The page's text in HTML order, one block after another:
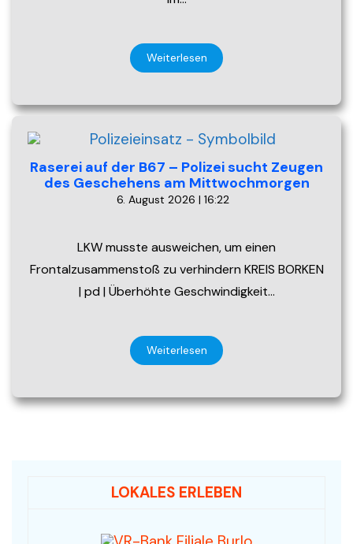
Weiterlesen
Raserei auf der B67 – Polizei sucht Zeugen
des Geschehens am Mittwochmorgen
6. August 2026 | 16:22
LKW musste ausweichen, um einen
Frontalzusammenstoß zu verhindern KREIS BORKEN
| pd | Überhöhte Geschwindigkeit…
Weiterlesen
LOKALES ERLEBEN